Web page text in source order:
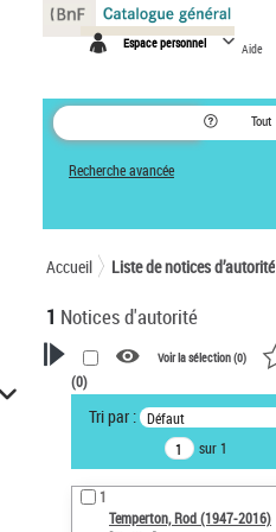
Espace personnel Aide
Tout
Recherche avancée
Accueil Liste de notices d’autorité
1 Notices d'autorité
VOTRE RECHERCHE
Recherche avancée dans les
notices d’autorité
Œuvres liées à l'auteur :
Temperton, Rod (1947-2016)
Voir la sélection (0)
(0)
Tri par : Défaut
sur 1
1
Temperton, Rod (1947-2016)
Panneau de gestion des cookies